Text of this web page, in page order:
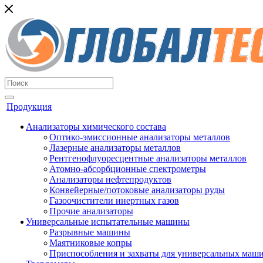
Продукция
Анализаторы химического состава
Оптико-эмиссионные анализаторы металлов
Лазерные анализаторы металлов
Рентгенофлуоресцентные анализаторы металлов
Атомно-абсорбционные спектрометры
Анализаторы нефтепродуктов
Конвейерные/потоковые анализаторы руды
Газоочистители инертных газов
Прочие анализаторы
Универсальные испытательные машины
Разрывные машины
Маятниковые копры
Приспособления и захваты для универсальных